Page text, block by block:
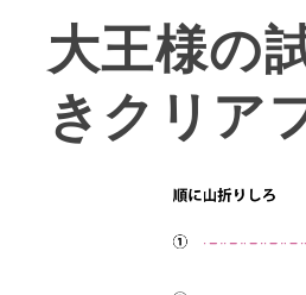
大王様の
きクリア